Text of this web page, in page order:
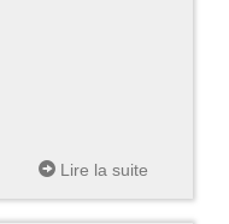
Lire la suite